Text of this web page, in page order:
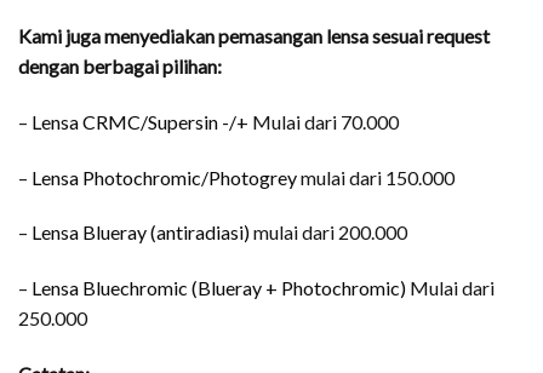
Kami juga menyediakan pemasangan lensa sesuai request
dengan berbagai pilihan:
– Lensa CRMC/Supersin -/+ Mulai dari 70.000
– Lensa Photochromic/Photogreymulai dari 150.000
– Lensa Blueray (antiradiasi)mulai dari 200.000
– Lensa Bluechromic (Blueray + Photochromic) Mulai dari
250.000